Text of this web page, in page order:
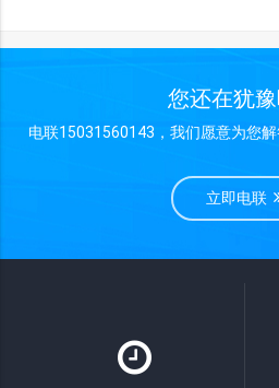
您还在犹豫
电联15031560143，我们愿意为您
立即电联